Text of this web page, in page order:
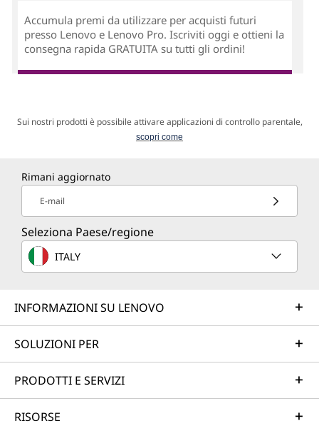
Accumula premi da utilizzare per acquisti futuri
presso Lenovo e Lenovo Pro. Iscriviti oggi e ottieni la
consegna rapida GRATUITA su tutti gli ordini!
Sui nostri prodotti è possibile attivare applicazioni di controllo parentale,
scopri come
Rimani aggiornato
E-mail
Seleziona Paese/regione
ITALY
INFORMAZIONI SU LENOVO
SOLUZIONI PER
PRODOTTI E SERVIZI
RISORSE